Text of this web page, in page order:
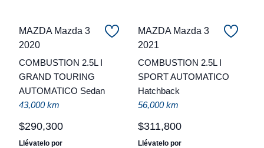
MAZDA Mazda 3
2020
COMBUSTION 2.5L I
GRAND TOURING
AUTOMATICO Sedan
43,000 km
$290,300
Llévatelo por
MAZDA Mazda 3
2021
COMBUSTION 2.5L I
SPORT AUTOMATICO
Hatchback
56,000 km
$311,800
Llévatelo por